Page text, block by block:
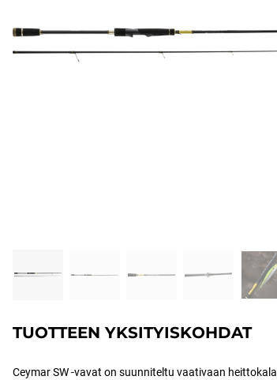
TUOTTEEN YKSITYISKOHDAT
Ceymar SW -vavat on suunniteltu vaativaan